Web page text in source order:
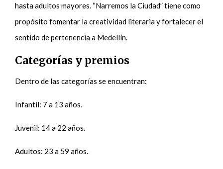
hasta adultos mayores. “Narremos la Ciudad” tiene como
propósito fomentar la creatividad literaria y fortalecer el
sentido de pertenencia a Medellín.
Categorías y premios
Dentro de las categorías se encuentran:
Infantil: 7 a 13 años.
Juvenil: 14 a 22 años.
Adultos: 23 a 59 años.